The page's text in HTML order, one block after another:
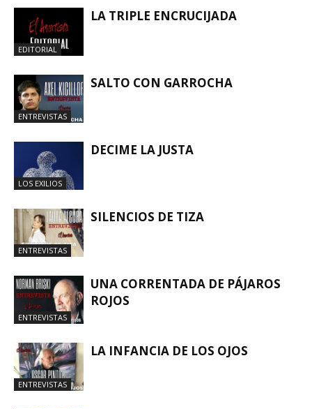
EDITORIAL
LA TRIPLE ENCRUCIJADA
ENTREVISTAS
SALTO CON GARROCHA
LOS EXILIOS
DECIME LA JUSTA
ENTREVISTAS
SILENCIOS DE TIZA
ENTREVISTAS
UNA CORRENTADA DE PÁJAROS
ROJOS
ENTREVISTAS
LA INFANCIA DE LOS OJOS